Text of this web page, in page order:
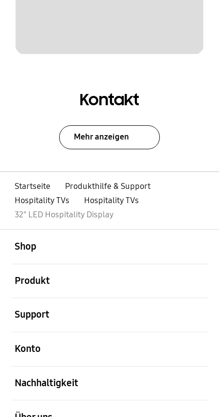
Kontakt
Mehr anzeigen
Startseite
Produkthilfe & Support
Hospitality TVs
Hospitality TVs
32" LED Hospitality Display
Shop
Produkt
Support
Konto
Nachhaltigkeit